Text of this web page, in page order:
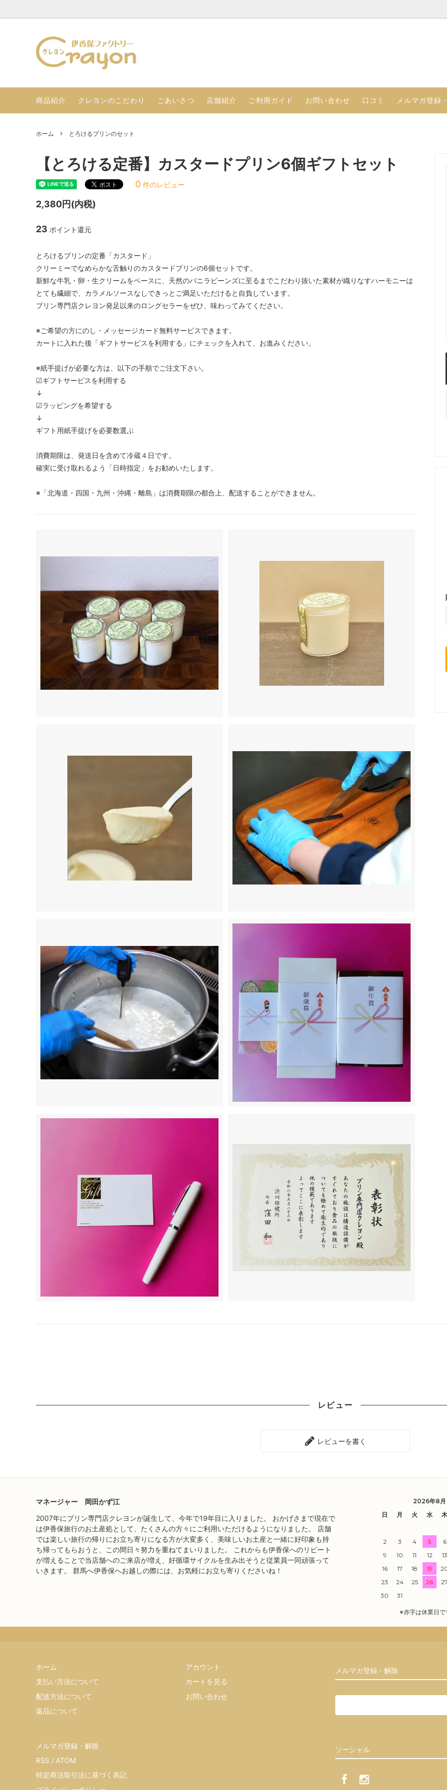
季節限定のギフトセット ぷるぷる食感のプリンセット
LINE公式アカウント友達登録
商品紹介 クレヨンのこだわり ごあいさつ 店舗紹介 ご利用ガイド お問い合わせ 口コミ メルマガ登録
ホーム とろけるプリンのセット
【とろける定番】カスタードプリン6個ギフトセット
0 件のレビュー
2,380円(内税)
23 ポイント還元
とろけるプリンの定番「カスタード」
クリーミーでなめらかな舌触りのカスタードプリンの6個セットです。
新鮮な牛乳・卵・生クリームをベースに、天然のバニラビーンズに至るまでこだわり抜いた素材が織りなすハーモニーは
とても繊細で、カラメルソースなしできっとご満足いただけると自負しています。
プリン専門店クレヨン発足以来のロングセラーをぜひ、味わってみてください。
※ご希望の方にのし・メッセージカード無料サービスできます。
カートに入れた後「ギフトサービスを利用する」にチェックを入れて、お進みください。
※紙手提げが必要な方は、以下の手順でご注文下さい。
☑ギフトサービスを利用する
↓
☑ラッピングを希望する
↓
ギフト用紙手提げを必要数選ぶ
消費期限は、発送日を含めて冷蔵４日です。
確実に受け取れるよう「日時指定」をお勧めいたします。
※「北海道・四国・九州・沖縄・離島」は消費期限の都合上、配送することができません。
レビュー
レビューを書く
マネージャー 岡田かず江
2007年にプリン専門店クレヨンが誕生して、今年で19年目に入りました。 おかげさまで現在で
は伊香保旅行のお土産処として、たくさんの方々にご利用いただけるようになりました。 店舗
では楽しい旅行の帰りにお立ち寄りになる方が大変多く、美味しいお土産と一緒に好印象も持
ち帰ってもらおうと、この間日々努力を重ねてまいりました。 これからも伊香保へのリピート
が増えることで当店舗へのご来店が増え、好循環サイクルを生み出そうと従業員一同頑張って
いきます。 群馬へ伊香保へお越しの際には、お気軽にお立ち寄りくださいね！
2026年8月
日
月 火 水 木
2
3 4 5 6
9
10 11 12 13
16
17 18 19
23
24 25 26 27
30
31
※赤字は休業日で
メルマガ登録・解除
ホーム
支払い方法について
配送方法について
返品について
アカウント
カートを見る
お問い合わせ
ソーシャル
メルマガ登録・解除
RSS / ATOM
特定商法取引法に基づく表記